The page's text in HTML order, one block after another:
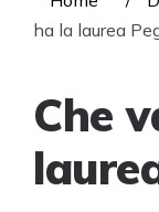
ha la laurea
Che